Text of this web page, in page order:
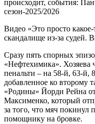
Видео «Это просто
скандалище из-за судей.
Сразу пять спорных
«Нефтехимика». Хозяева
пенальти – на 58‑й, 63‑й,
добавленное ко второму
«Родины» Йорди Рейна
Максименко, который
за того, что мяч покинул
помощнику на бровке.